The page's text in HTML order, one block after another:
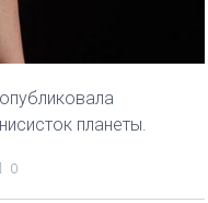
планеты.
0